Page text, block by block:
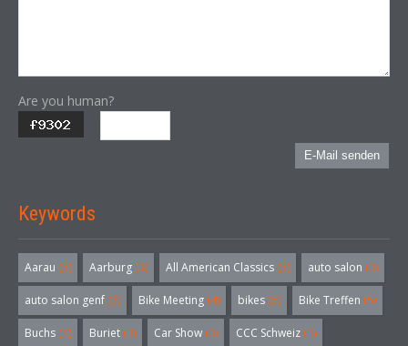
Are you human?
E-Mail senden
Keywords
Aarau (3) Aarburg (3) All American Classics (3) auto salon (3)
auto salon genf (3) Bike Meeting (4) bikes (5) Bike Treffen (5)
Buchs (4) Buriet (3) Car Show (3) CCC Schweiz (3)